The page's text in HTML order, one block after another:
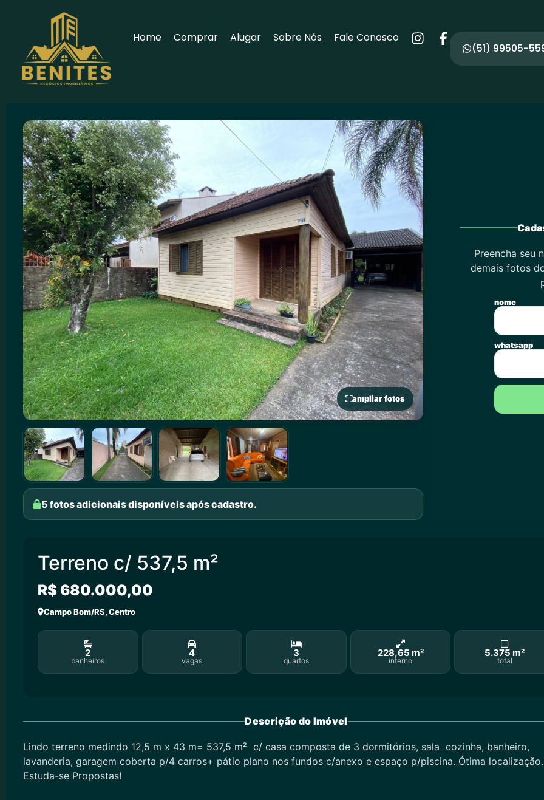
Home Comprar Alugar Sobre Nós Fale Conosco
(51) 99505-
ampliar fotos
5 fotos adicionais disponíveis após cadastro.
Preencha seu
demais fotos
nome
whatsapp
Terreno c/ 537,5 m²
R$ 680.000,00
Campo Bom/RS, Centro
2
banheiros
4
vagas
3
quartos
228,65 m²
interno
5.375 m²
total
Descrição do Imóvel
Lindo terreno medindo 12,5 m x 43 m= 537,5 m² c/ casa composta de 3 dormitórios, sala cozinha, banheiro,
lavanderia, garagem coberta p/4 carros+ pátio plano nos fundos c/anexo e espaço p/piscina. Ótima localização.
Estuda-se Propostas!